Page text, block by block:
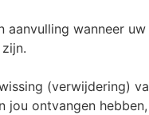
aanvulling wanneer uw
(verwijdering)
jou ontvangen